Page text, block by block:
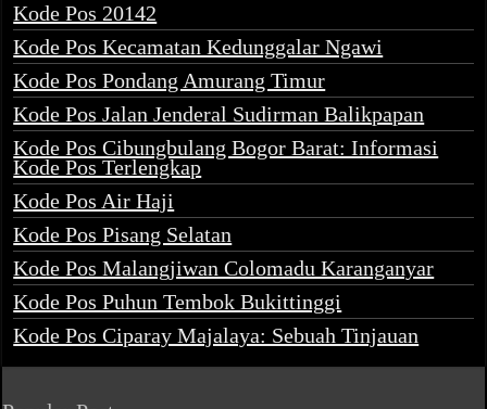
Kode Pos 20142
Kode Pos Kecamatan Kedunggalar Ngawi
Kode Pos Pondang Amurang Timur
Kode Pos Jalan Jenderal Sudirman Balikpapan
Kode Pos Cibungbulang Bogor Barat: Informasi
Kode Pos Terlengkap
Kode Pos Air Haji
Kode Pos Pisang Selatan
Kode Pos Malangjiwan Colomadu Karanganyar
Kode Pos Puhun Tembok Bukittinggi
Kode Pos Ciparay Majalaya: Sebuah Tinjauan